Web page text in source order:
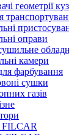
геометрії
оправи
камери
фарбування
сушки
газів
FILCAR